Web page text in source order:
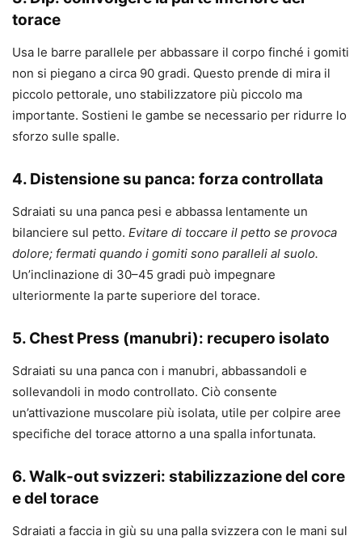
torace
Usa le barre parallele per abbassare il corpo finché i gomiti
non si piegano a circa 90 gradi. Questo prende di mira il
piccolo pettorale, uno stabilizzatore più piccolo ma
importante. Sostieni le gambe se necessario per ridurre lo
sforzo sulle spalle.
4. Distensione su panca: forza controllata
Sdraiati su una panca pesi e abbassa lentamente un
bilanciere sul petto. Evitare di toccare il petto se provoca
dolore; fermati quando i gomiti sono paralleli al suolo.
Un’inclinazione di 30–45 gradi può impegnare
ulteriormente la parte superiore del torace.
5. Chest Press (manubri): recupero isolato
Sdraiati su una panca con i manubri, abbassandoli e
sollevandoli in modo controllato. Ciò consente
un’attivazione muscolare più isolata, utile per colpire aree
specifiche del torace attorno a una spalla infortunata.
6. Walk-out svizzeri: stabilizzazione del core
e del torace
Sdraiati a faccia in giù su una palla svizzera con le mani sul